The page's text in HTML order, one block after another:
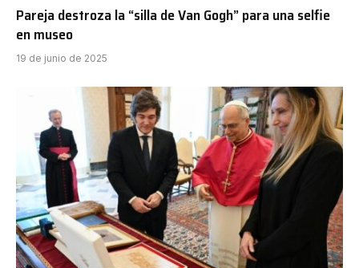
Pareja destroza la “silla de Van Gogh” para una selfie
en museo
19 de junio de 2025